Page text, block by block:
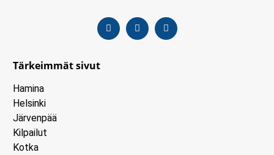
Tärkeimmät sivut
Hamina
Helsinki
Järvenpää
Kilpailut
Kotka